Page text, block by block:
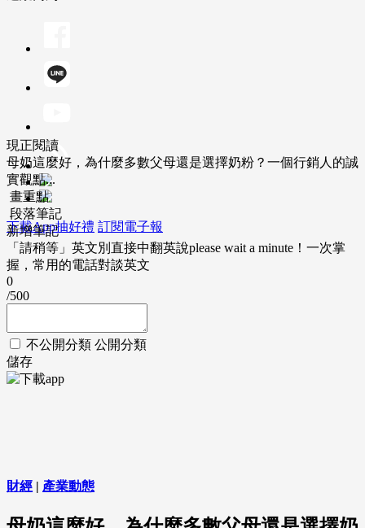
下載App抽好禮 訂閱電子報
現正閱讀
母奶這麼好，為什麼多數父母還是選擇奶粉？一個行銷人的誠
實觀點...
畫重點
段落筆記
新增筆記
「請稍等」英文別直接中翻英說please wait a minute！一次掌
握，常用的電話對談英文
0
/500
不公開分類 公開分類
儲存
財經 | 產業動態